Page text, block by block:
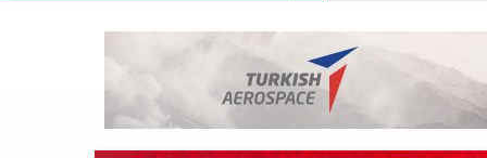
Çiti aştı,
İki hayalet
13:00 THY ve